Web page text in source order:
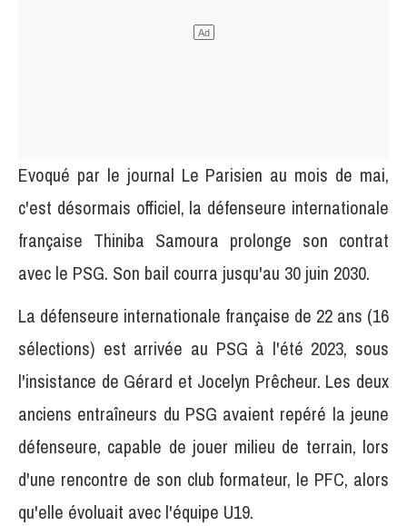
Evoqué par le journal Le Parisien au mois de mai,
c'est désormais officiel, la défenseure internationale
française Thiniba Samoura prolonge son contrat
avec le PSG. Son bail courra jusqu'au 30 juin 2030.
La défenseure internationale française de 22 ans (16
sélections) est arrivée au PSG à l'été 2023, sous
l'insistance de Gérard et Jocelyn Prêcheur. Les deux
anciens entraîneurs du PSG avaient repéré la jeune
défenseure, capable de jouer milieu de terrain, lors
d'une rencontre de son club formateur, le PFC, alors
qu'elle évoluait avec l'équipe U19.